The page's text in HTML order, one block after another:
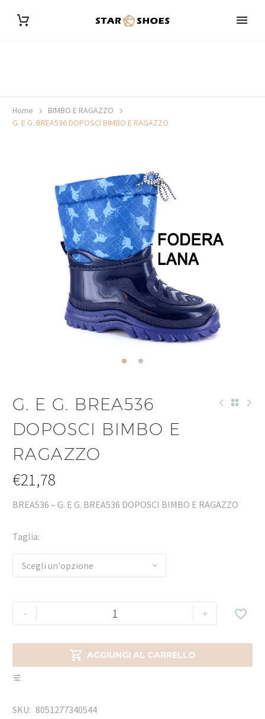
Home
BIMBO E RAGAZZO
G. E G. BREA536 DOPOSCI BIMBO E RAGAZZO
G. E G. BREA536
DOPOSCI BIMBO E
RAGAZZO
€21,78
BREA536 – G. E G. BREA536 DOPOSCI BIMBO E RAGAZZO
Taglia
Scegli un'opzione
- +
 AGGIUNGI AL CARRELLO

SKU: 8051277340544